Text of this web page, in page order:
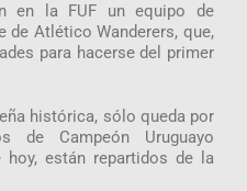
en la FUF un equipo de
de Atlético Wanderers, que,
para hacerse del primer
histórica, sólo queda por
Campeón Uruguayo
están repartidos de la